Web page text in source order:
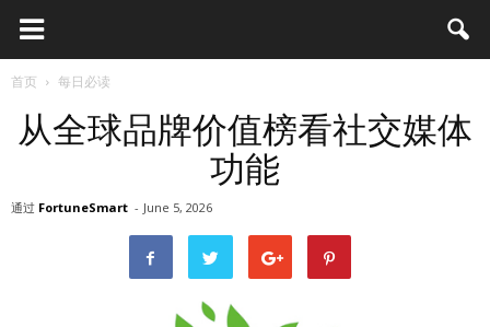
首页 每日必读
从全球品牌价值榜看社交媒体
功能
通过 FortuneSmart - June 5, 2026